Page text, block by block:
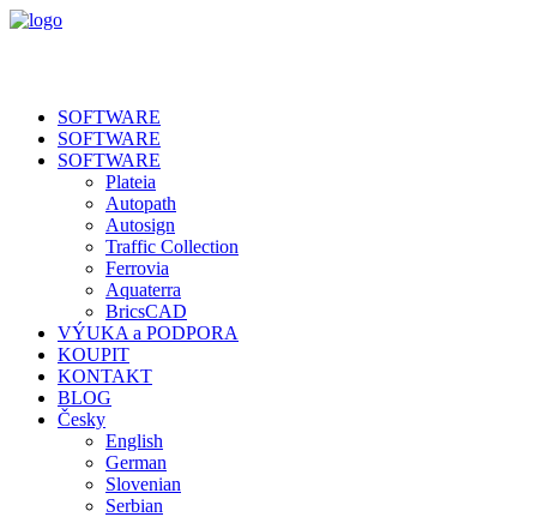
SOFTWARE
SOFTWARE
SOFTWARE
Plateia
Autopath
Autosign
Traffic Collection
Ferrovia
Aquaterra
BricsCAD
VÝUKA a PODPORA
KOUPIT
KONTAKT
BLOG
Česky
English
German
Slovenian
Serbian